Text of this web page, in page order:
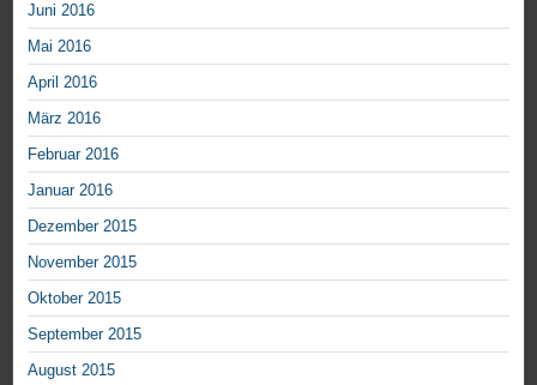
Juni 2016
Mai 2016
April 2016
März 2016
Februar 2016
Januar 2016
Dezember 2015
November 2015
Oktober 2015
September 2015
August 2015